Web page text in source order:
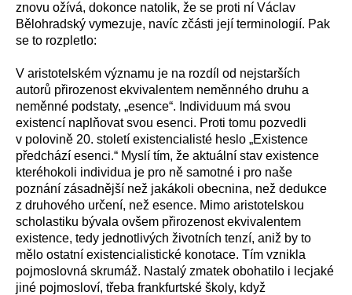
znovu ožívá, dokonce natolik, že se proti ní Václav
Bělohradský vymezuje, navíc zčásti její terminologií. Pak
se to rozpletlo:
V aristotelském významu je na rozdíl od nejstarších
autorů přirozenost ekvivalentem neměnného druhu a
neměnné podstaty, „esence“. Individuum má svou
existencí naplňovat svou esenci. Proti tomu pozvedli
v polovině 20. století existencialisté heslo „Existence
předchází esenci.“ Myslí tím, že aktuální stav existence
kteréhokoli individua je pro ně samotné i pro naše
poznání zásadnější než jakákoli obecnina, než dedukce
z druhového určení, než esence. Mimo aristotelskou
scholastiku bývala ovšem přirozenost ekvivalentem
existence, tedy jednotlivých životních tenzí, aniž by to
mělo ostatní existencialistické konotace. Tím vznikla
pojmoslovná skrumáž. Nastalý zmatek obohatilo i lecjaké
jiné pojmosloví, třeba frankfurtské školy, když